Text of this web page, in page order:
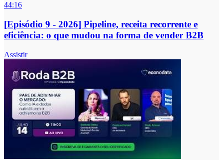
44:16
[Episódio 9 - 2026] Pipeline, receita recorrente e
eficiência: o que mudou na forma de vender B2B
Assistir